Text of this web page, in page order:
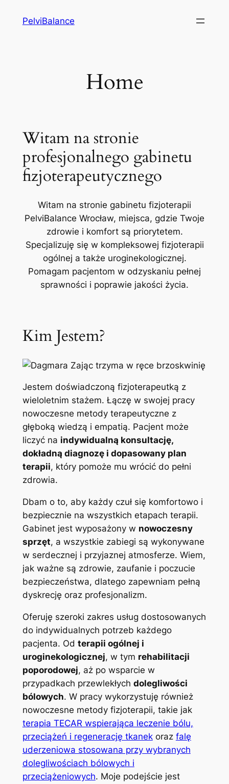
PelviBalance
Home
Witam na stronie
profesjonalnego gabinetu
fizjoterapeutycznego
Witam na stronie gabinetu fizjoterapii
PelviBalance Wrocław, miejsca, gdzie Twoje
zdrowie i komfort są priorytetem.
Specjalizuję się w kompleksowej fizjoterapii
ogólnej a także uroginekologicznej.
Pomagam pacjentom w odzyskaniu pełnej
sprawności i poprawie jakości życia.
Kim Jestem?
Jestem doświadczoną fizjoterapeutką z
wieloletnim stażem. Łączę w swojej pracy
nowoczesne metody terapeutyczne z
głęboką wiedzą i empatią. Pacjent może
liczyć na indywidualną konsultację,
dokładną diagnozę i dopasowany plan
terapii, który pomoże mu wrócić do pełni
zdrowia.
Dbam o to, aby każdy czuł się komfortowo i
bezpiecznie na wszystkich etapach terapii.
Gabinet jest wyposażony w nowoczesny
sprzęt, a wszystkie zabiegi są wykonywane
w serdecznej i przyjaznej atmosferze. Wiem,
jak ważne są zdrowie, zaufanie i poczucie
bezpieczeństwa, dlatego zapewniam pełną
dyskrecję oraz profesjonalizm.
Oferuję szeroki zakres usług dostosowanych
do indywidualnych potrzeb każdego
pacjenta. Od terapii ogólnej i
uroginekologicznej, w tym rehabilitacji
poporodowej, aż po wsparcie w
przypadkach przewlekłych dolegliwości
bólowych. W pracy wykorzystuję również
nowoczesne metody fizjoterapii, takie jak
terapia TECAR wspierająca leczenie bólu,
przeciążeń i regenerację tkanekoraz falę
uderzeniowa stosowana przy wybranych
dolegliwościach bólowych i
przeciążeniowych. Moje podejście jest